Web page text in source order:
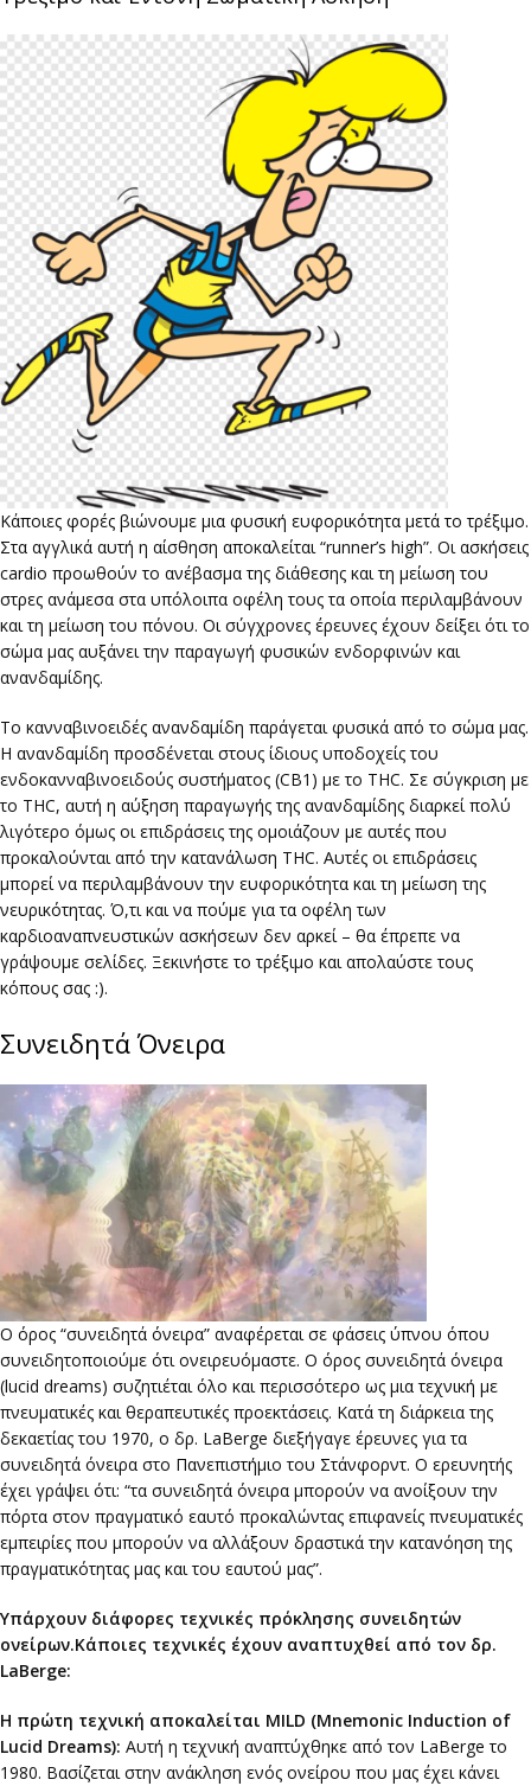
Κάποιες φορές βιώνουμε μια φυσική ευφορικότητα μετά το τρέξιμο.
Στα αγγλικά αυτή η αίσθηση αποκαλείται “runner’s high”. Οι ασκήσεις
cardio προωθούν το ανέβασμα της διάθεσης και τη μείωση του
στρες ανάμεσα στα υπόλοιπα οφέλη τους τα οποία περιλαμβάνουν
και τη μείωση του πόνου. Οι σύγχρονες έρευνες έχουν δείξει ότι το
σώμα μας αυξάνει την παραγωγή φυσικών ενδορφινών και
ανανδαμίδης.
Το κανναβινοειδές ανανδαμίδη παράγεται φυσικά από το σώμα μας.
Η ανανδαμίδη προσδένεται στους ίδιους υποδοχείς του
ενδοκανναβινοειδούς συστήματος (CB1) με το THC. Σε σύγκριση με
το THC, αυτή η αύξηση παραγωγής της ανανδαμίδης διαρκεί πολύ
λιγότερο όμως οι επιδράσεις της ομοιάζουν με αυτές που
προκαλούνται από την κατανάλωση THC. Αυτές οι επιδράσεις
μπορεί να περιλαμβάνουν την ευφορικότητα και τη μείωση της
νευρικότητας. Ό,τι και να πούμε για τα οφέλη των
καρδιοαναπνευστικών ασκήσεων δεν αρκεί – θα έπρεπε να
γράψουμε σελίδες. Ξεκινήστε το τρέξιμο και απολαύστε τους
κόπους σας :).
Συνειδητά Όνειρα
Ο όρος “συνειδητά όνειρα” αναφέρεται σε φάσεις ύπνου όπου
συνειδητοποιούμε ότι ονειρευόμαστε. Ο όρος συνειδητά όνειρα
(lucid dreams) συζητιέται όλο και περισσότερο ως μια τεχνική με
πνευματικές και θεραπευτικές προεκτάσεις. Κατά τη διάρκεια της
δεκαετίας του 1970, ο δρ. LaBerge διεξήγαγε έρευνες για τα
συνειδητά όνειρα στο Πανεπιστήμιο του Στάνφορντ. Ο ερευνητής
έχει γράψει ότι: “τα συνειδητά όνειρα μπορούν να ανοίξουν την
πόρτα στον πραγματικό εαυτό προκαλώντας επιφανείς πνευματικές
εμπειρίες που μπορούν να αλλάξουν δραστικά την κατανόηση της
πραγματικότητας μας και του εαυτού μας”.
Υπάρχουν διάφορες τεχνικές πρόκλησης συνειδητών
ονείρων.Κάποιες τεχνικές έχουν αναπτυχθεί από τον δρ.
LaBerge:
Η πρώτη τεχνική αποκαλείται MILD (Mnemonic Induction of
Lucid Dreams): Αυτή η τεχνική αναπτύχθηκε από τον LaBerge το
1980. Βασίζεται στην ανάκληση ενός ονείρου που μας έχει κάνει